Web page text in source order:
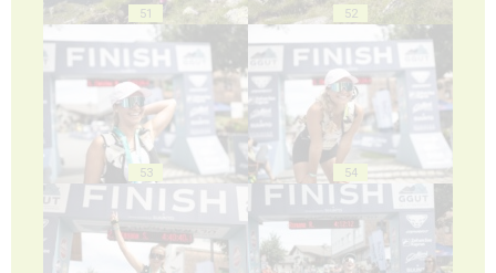
51 52
53 54